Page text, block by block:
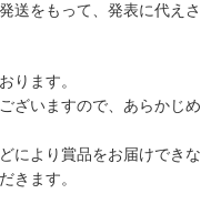
送をもって、発表に代えさ
ります。
ざいますので、あらかじめ
により賞品をお届けできな
きます。